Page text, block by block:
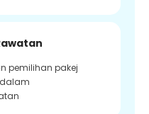
pemilihan pakej